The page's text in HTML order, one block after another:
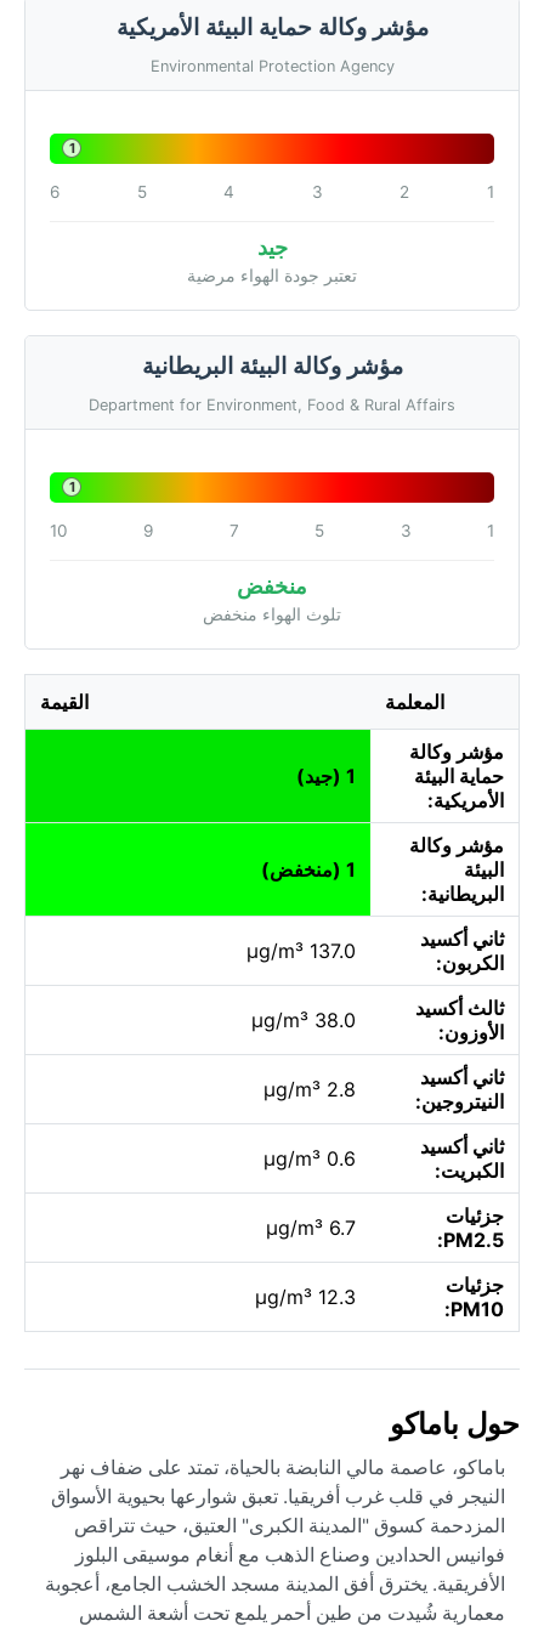
مؤشر وكالة حماية البيئة الأمريكية
Environmental Protection Agency
1
1
2
3
4
5
6
جيد
تعتبر جودة الهواء مرضية
مؤشر وكالة البيئة البريطانية
Department for Environment, Food & Rural Affairs
1
1
3
5
7
9
10
منخفض
تلوث الهواء منخفض
المعلمة القيمة
مؤشر وكالة
حماية البيئة
الأمريكية:
1 (جيد)
مؤشر وكالة
البيئة
البريطانية:
1 (منخفض)
ثاني أكسيد
الكربون:
137.0 µg/m³
ثالث أكسيد
الأوزون:
38.0 µg/m³
ثاني أكسيد
النيتروجين:
2.8 µg/m³
ثاني أكسيد
الكبريت:
0.6 µg/m³
جزئيات
PM2.5:
6.7 µg/m³
جزئيات
PM10:
12.3 µg/m³
حول باماكو
باماكو، عاصمة مالي النابضة بالحياة، تمتد على ضفاف نهر
النيجر في قلب غرب أفريقيا. تعبق شوارعها بحيوية الأسواق
المزدحمة كسوق "المدينة الكبرى" العتيق، حيث تتراقص
فوانيس الحدادين وصناع الذهب مع أنغام موسيقى البلوز
الأفريقية. يخترق أفق المدينة مسجد الخشب الجامع، أعجوبة
معمارية شُيدت من طين أحمر يلمع تحت أشعة الشمس